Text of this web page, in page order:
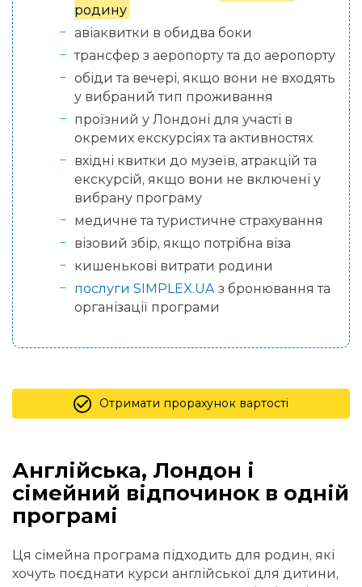
родину
авіаквитки в обидва боки
трансфер з аеропорту та до аеропорту
обіди та вечері, якщо вони не входять
у вибраний тип проживання
проїзний у Лондоні для участі в
окремих екскурсіях та активностях
вхідні квитки до музеїв, атракцій та
екскурсій, якщо вони не включені у
вибрану програму
медичне та туристичне страхування
візовий збір, якщо потрібна віза
кишенькові витрати родини
послуги SIMPLEX.UA з бронювання та
організації програми
Отримати прорахунок вартості
Англійська, Лондон і
сімейний відпочинок в одній
програмі
Ця сімейна програма підходить для родин, які
хочуть поєднати курси англійської для дитини,